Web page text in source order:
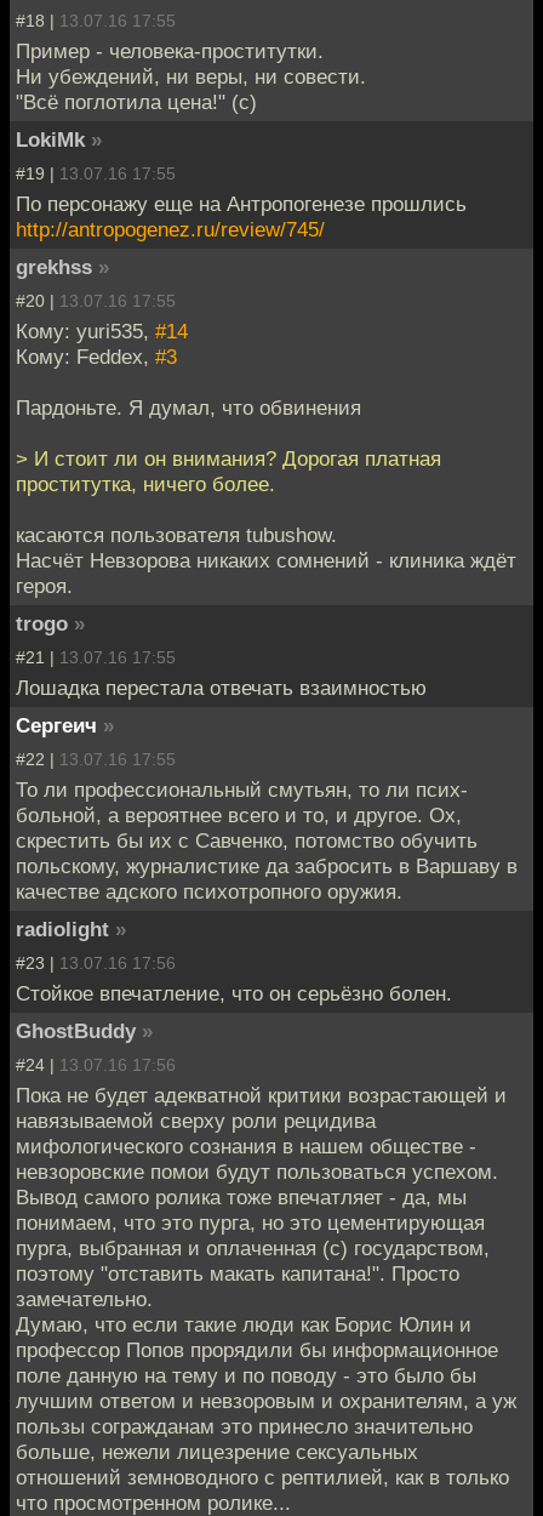
#18 | 13.07.16 17:55
Пример - человека-проститутки.
Ни убеждений, ни веры, ни совести.
"Всё поглотила цена!" (с)
LokiMk »
#19 | 13.07.16 17:55
По персонажу еще на Антропогенезе прошлись
http://antropogenez.ru/review/745/
grekhss »
#20 | 13.07.16 17:55
Кому: yuri535, #14
Кому: Feddex, #3
Пардоньте. Я думал, что обвинения
> И стоит ли он внимания? Дорогая платная
проститутка, ничего более.
касаются пользователя tubushow.
Насчёт Невзорова никаких сомнений - клиника ждёт
героя.
trogo »
#21 | 13.07.16 17:55
Лошадка перестала отвечать взаимностью
Сергеич »
#22 | 13.07.16 17:55
То ли профессиональный смутьян, то ли псих-
больной, а вероятнее всего и то, и другое. Ох,
скрестить бы их с Савченко, потомство обучить
польскому, журналистике да забросить в Варшаву в
качестве адского психотропного оружия.
radiolight »
#23 | 13.07.16 17:56
Стойкое впечатление, что он серьёзно болен.
GhostBuddy »
#24 | 13.07.16 17:56
Пока не будет адекватной критики возрастающей и
навязываемой сверху роли рецидива
мифологического сознания в нашем обществе -
невзоровские помои будут пользоваться успехом.
Вывод самого ролика тоже впечатляет - да, мы
понимаем, что это пурга, но это цементирующая
пурга, выбранная и оплаченная (с) государством,
поэтому "отставить макать капитана!". Просто
замечательно.
Думаю, что если такие люди как Борис Юлин и
профессор Попов прорядили бы информационное
поле данную на тему и по поводу - это было бы
лучшим ответом и невзоровым и охранителям, а уж
пользы согражданам это принесло значительно
больше, нежели лицезрение сексуальных
отношений земноводного с рептилией, как в только
что просмотренном ролике...